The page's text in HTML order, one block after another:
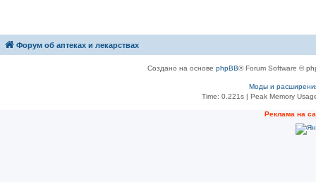
Форум об аптеках и лекарствах
Создано на основе phpBB® Forum Software ©
Моды и
Time: 0.221s| Peak Memory
Рeклама на